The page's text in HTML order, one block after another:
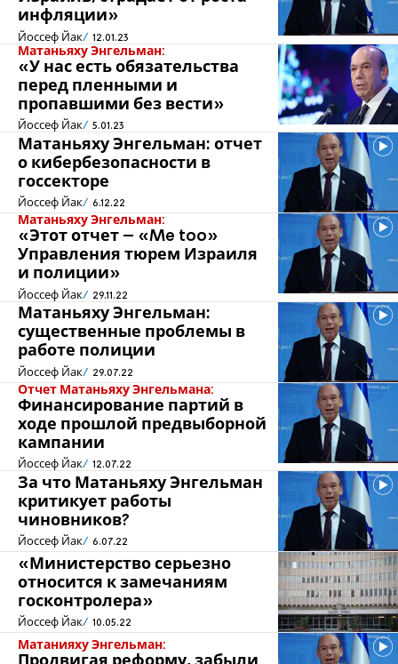
инфляции»
Йоссеф Йак 12.01.23
Матаньяху Энгельман:
«У нас есть обязательства
перед пленными и
пропавшими без вести»
Йоссеф Йак 5.01.23
Матаньяху Энгельман: отчет
о кибербезопасности в
госсекторе
Йоссеф Йак 6.12.22
Матаньяху Энгельман:
«Этот отчет – «Me too»
Управления тюрем Израиля
и полиции»
Йоссеф Йак 29.11.22
Матаньяху Энгельман:
существенные проблемы в
работе полиции
Йоссеф Йак 29.07.22
Отчет Матаньяху Энгельмана:
Финансирование партий в
ходе прошлой предвыборной
кампании
Йоссеф Йак 12.07.22
За что Матаньяху Энгельман
критикует работы
чиновников?
Йоссеф Йак 6.07.22
«Министерство серьезно
относится к замечаниям
госконтролера»
Йоссеф Йак 10.05.22
Матанияху Энгельман: